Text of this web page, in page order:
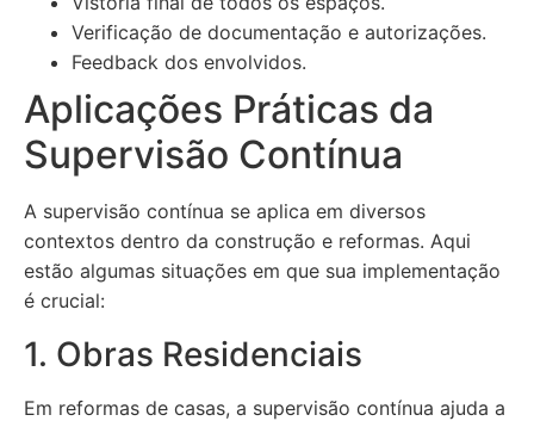
Verificação de documentação e autorizações.
Feedback dos envolvidos.
Aplicações Práticas da
Supervisão Contínua
A supervisão contínua se aplica em diversos
contextos dentro da construção e reformas. Aqui
estão algumas situações em que sua implementação
é crucial:
1. Obras Residenciais
Em reformas de casas, a supervisão contínua ajuda a